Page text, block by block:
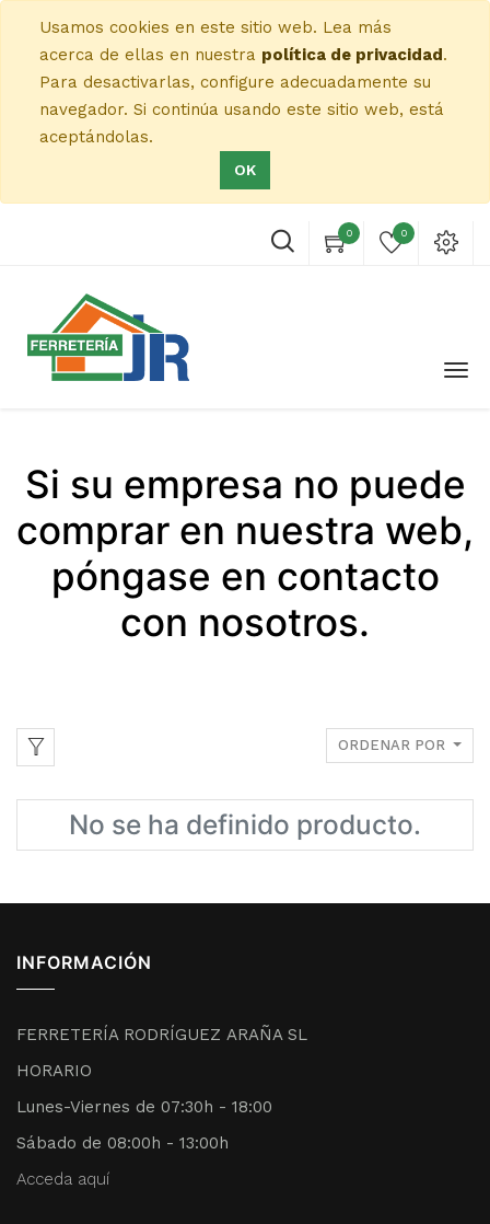
Usamos cookies en este sitio web. Lea más
acerca de ellas en nuestra política de privacidad.
Para desactivarlas, configure adecuadamente su
navegador. Si continúa usando este sitio web, está
aceptándolas.
OK
0 0
Si su empresa no puede
comprar en nuestra web,
póngase en contacto
con nosotros.
ORDENAR POR
No se ha definido producto.
INFORMACIÓN
FERRETERÍA RODRÍGUEZ ARAÑA SL
HORARIO
Lunes-Viernes de 07:30h - 18:00
Sábado de 08:00h - 13:00h
Acceda aquí